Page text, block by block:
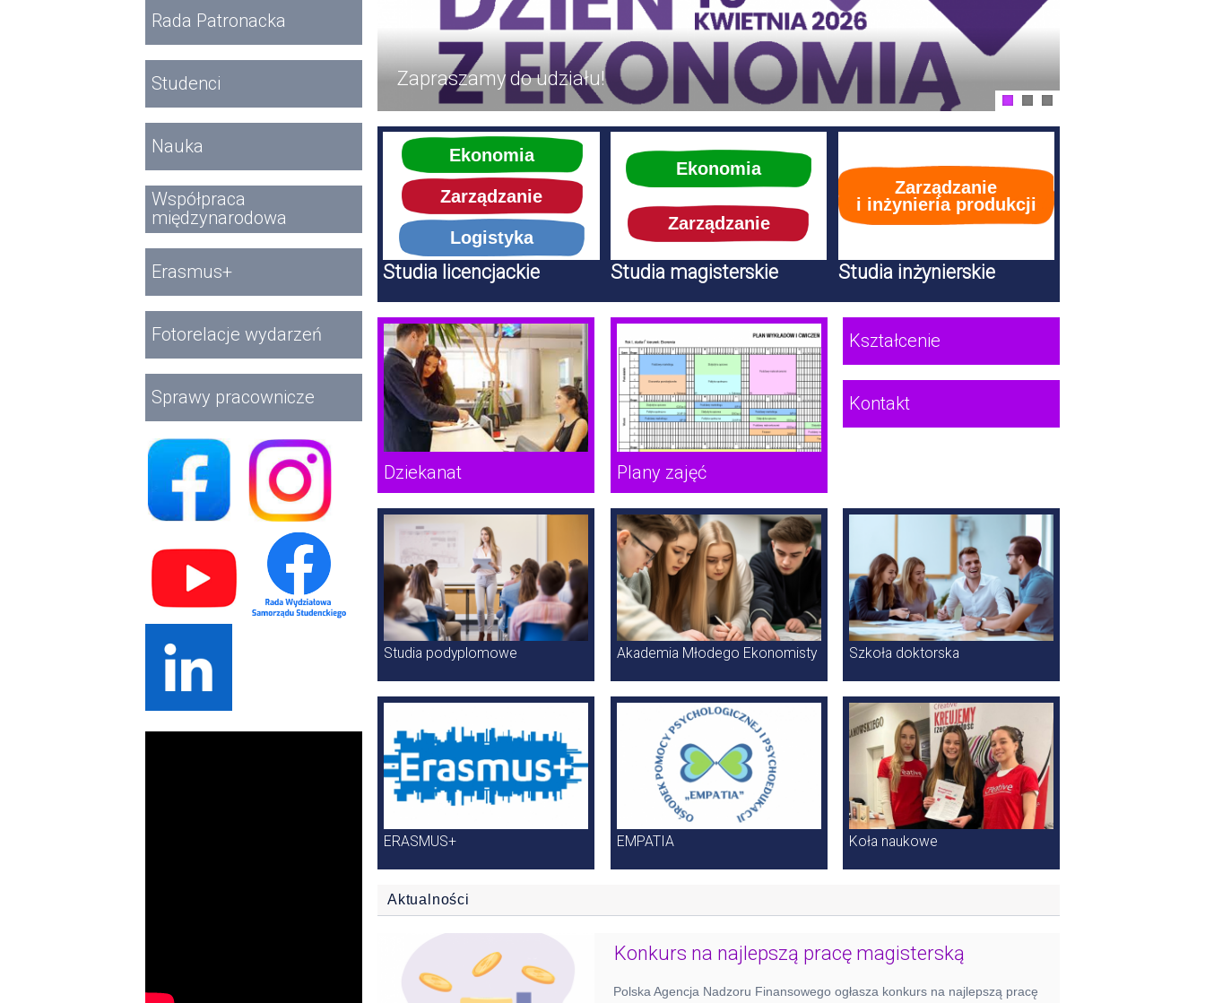
Rada Patronacka
Studenci
Nauka
Współpraca
międzynarodowa
Erasmus+
Fotorelacje wydarzeń
Sprawy pracownicze
Zapraszamy do udziału!
Ekonomia
Zarządzanie
Logistyka
Studia licencjackie
Ekonomia
Zarządzanie
Studia magisterskie
Zarządzanie
i inżynieria produkcji
Studia inżynierskie
Skróty
Dziekanat Plany zajęć
Kształcenie
Kontakt
Kierunki
Studia podyplomowe Akademia Młodego Ekonomisty Szkoła doktorska
ERASMUS+ EMPATIA Koła naukowe
Aktualności
Konkurs na najlepszą pracę magisterską
Polska Agencja Nadzoru Finansowego ogłasza konkurs na najlepszą pracę